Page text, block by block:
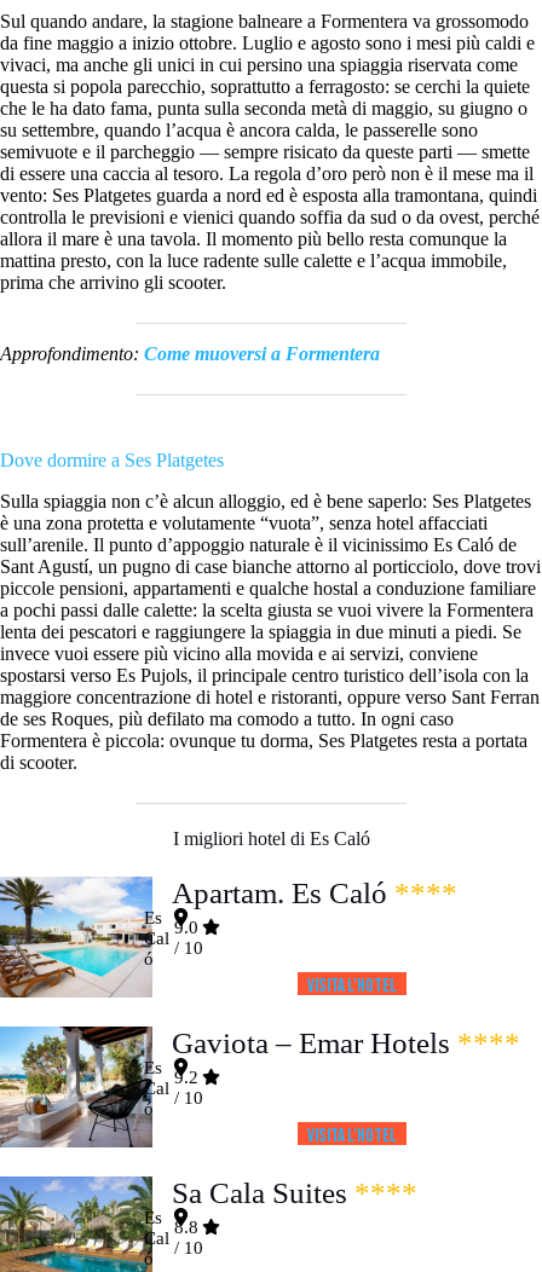
Sul quando andare, la stagione balneare a Formentera va grossomodo
da fine maggio a inizio ottobre. Luglio e agosto sono i mesi più caldi e
vivaci, ma anche gli unici in cui persino una spiaggia riservata come
questa si popola parecchio, soprattutto a ferragosto: se cerchi la quiete
che le ha dato fama, punta sulla seconda metà di maggio, su giugno o
su settembre, quando l’acqua è ancora calda, le passerelle sono
semivuote e il parcheggio — sempre risicato da queste parti — smette
di essere una caccia al tesoro. La regola d’oro però non è il mese ma il
vento: Ses Platgetes guarda a nord ed è esposta alla tramontana, quindi
controlla le previsioni e vienici quando soffia da sud o da ovest, perché
allora il mare è una tavola. Il momento più bello resta comunque la
mattina presto, con la luce radente sulle calette e l’acqua immobile,
prima che arrivino gli scooter.
Approfondimento: Come muoversi a Formentera
Dove dormire a Ses Platgetes
Sulla spiaggia non c’è alcun alloggio, ed è bene saperlo: Ses Platgetes
è una zona protetta e volutamente “vuota”, senza hotel affacciati
sull’arenile. Il punto d’appoggio naturale è il vicinissimo Es Caló de
Sant Agustí, un pugno di case bianche attorno al porticciolo, dove trovi
piccole pensioni, appartamenti e qualche hostal a conduzione familiare
a pochi passi dalle calette: la scelta giusta se vuoi vivere la Formentera
lenta dei pescatori e raggiungere la spiaggia in due minuti a piedi. Se
invece vuoi essere più vicino alla movida e ai servizi, conviene
spostarsi verso Es Pujols, il principale centro turistico dell’isola con la
maggiore concentrazione di hotel e ristoranti, oppure verso Sant Ferran
de ses Roques, più defilato ma comodo a tutto. In ogni caso
Formentera è piccola: ovunque tu dorma, Ses Platgetes resta a portata
di scooter.
I migliori hotel di Es Caló
Apartam. Es Caló ****
Es
Cal
ó
9.0
/ 10
Visita l’HOTEL
Gaviota – Emar Hotels ****
Es
Cal
ó
9.2
/ 10
Visita l’HOTEL
Sa Cala Suites ****
Es
Cal
ó
8.8
/ 10